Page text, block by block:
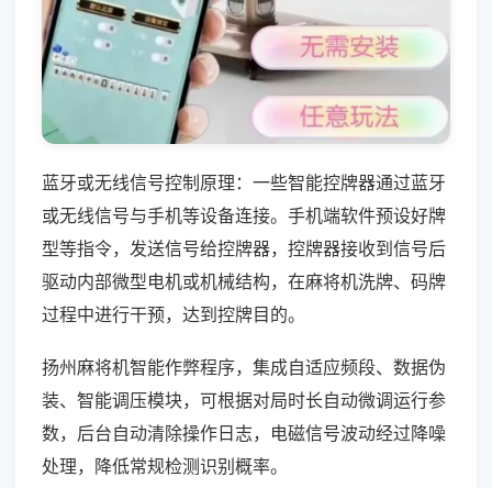
蓝牙或无线信号控制原理：一些智能控牌器通过蓝牙
或无线信号与手机等设备连接。手机端软件预设好牌
型等指令，发送信号给控牌器，控牌器接收到信号后
驱动内部微型电机或机械结构，在麻将机洗牌、码牌
过程中进行干预，达到控牌目的。
扬州麻将机智能作弊程序，集成自适应频段、数据伪
装、智能调压模块，可根据对局时长自动微调运行参
数，后台自动清除操作日志，电磁信号波动经过降噪
处理，降低常规检测识别概率。